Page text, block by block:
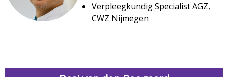
Verpleegkundig Specialist AGZ,
CWZ Nijmegen